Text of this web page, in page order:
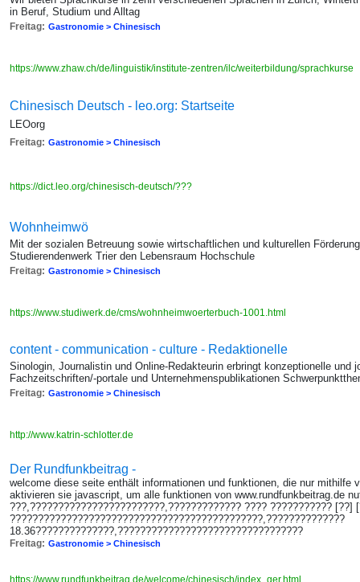
in Beruf, Studium und Alltag
Freitag: Gastronomie > Chinesisch
https://www.zhaw.ch/de/linguistik/institute-zentren/ilc/weiterbildung/sprachkurse
Chinesisch Deutsch - leo.org: Startseite
LEOorg
Freitag: Gastronomie > Chinesisch
https://dict.leo.org/chinesisch-deutsch/???
Wohnheimwö
Mit der sozialen Betreuung sowie wirtschaftlichen und kulturellen
Studierendenwerk Trier den Lebensraum Hochschule
Freitag: Gastronomie > Chinesisch
https://www.studiwerk.de/cms/wohnheimwoerterbuch-1001.html
content - communication - culture - Redaktionelle
Sinologin, Journalistin und Online-Redakteurin erbringt konzeptionelle und
Fachzeitschriften/-portale und Unternehmenspublikationen
Freitag: Gastronomie > Chinesisch
http://www.katrin-schlotter.de
Der Rundfunkbeitrag -
welcome diese seite enthält informationen und funktionen, die nur mithilfe
aktivieren sie javascript, um alle funktionen von www.rundfunkbeitrag.de
???,????????????????????????,????????????? ???? ??????????? [??]
?????????????????????????????????????????????,??????????????
18.36??????????????,?????????????????????????????????
Freitag: Gastronomie > Chinesisch
https://www.rundfunkbeitrag.de/welcome/chinesisch/index_ger.html